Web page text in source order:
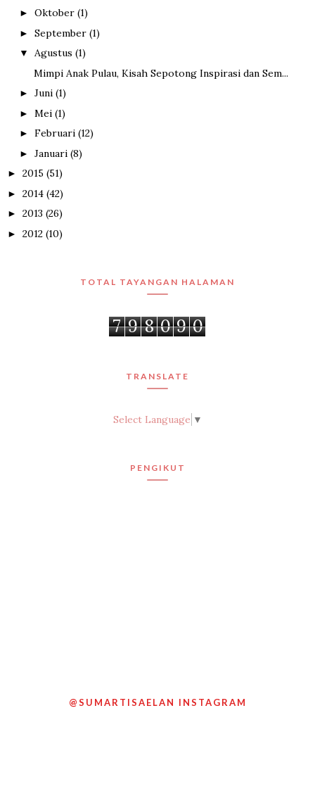
► Oktober (1)
► September (1)
▼ Agustus (1)
Mimpi Anak Pulau, Kisah Sepotong Inspirasi dan Sem...
► Juni (1)
► Mei (1)
► Februari (12)
► Januari (8)
► 2015 (51)
► 2014 (42)
► 2013 (26)
► 2012 (10)
TOTAL TAYANGAN HALAMAN
7 9 8 0 9 0
TRANSLATE
Select Language ▼
PENGIKUT
@SUMARTISAELAN INSTAGRAM